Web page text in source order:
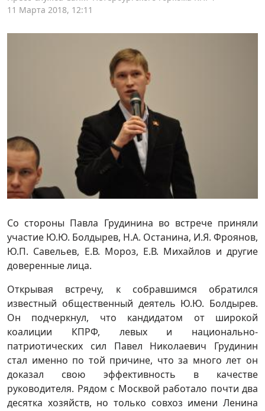
11 Марта 2018, 12:11
Со стороны Павла Грудинина во встрече приняли
участие Ю.Ю. Болдырев, Н.А. Останина, И.Я. Фроянов,
Ю.П. Савельев, Е.В. Мороз, Е.В. Михайлов и другие
доверенные лица.
Открывая встречу, к собравшимся обратился
известный общественный деятель Ю.Ю. Болдырев.
Он подчеркнул, что кандидатом от широкой
коалиции КПРФ, левых и национально-
патриотических сил Павел Николаевич Грудинин
стал именно по той причине, что за много лет он
доказал свою эффективность в качестве
руководителя. Рядом с Москвой работало почти два
десятка хозяйств, но только совхоз имени Ленина